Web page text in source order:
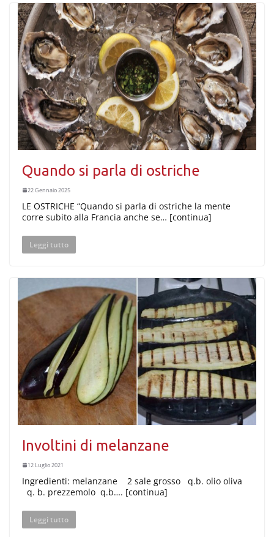
Quando si parla di ostriche
22 Gennaio 2025
LE OSTRICHE “Quando si parla di ostriche la mente
corre subito alla Francia anche se… [continua]
Leggi tutto
Involtini di melanzane
12 Luglio 2021
Ingredienti: melanzane 2 sale grosso q.b. olio oliva
q. b. prezzemolo q.b…. [continua]
Leggi tutto